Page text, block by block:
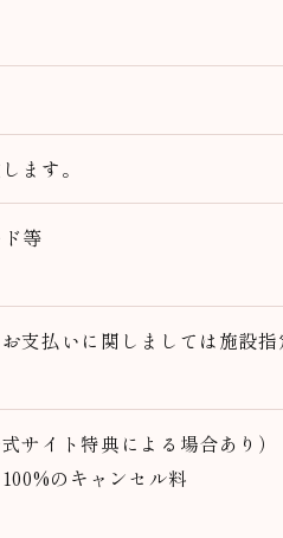
ます。
等
支払いに関しましては施設
サイト特典による場合あり）
のキャンセル料